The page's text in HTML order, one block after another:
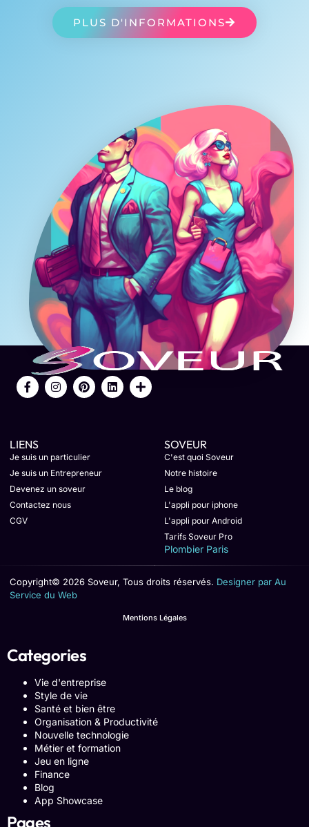
PLUS D'INFORMATIONS
LIENS
Je suis un particulier
Je suis un Entrepreneur
Devenez un soveur
Contactez nous
CGV
SOVEUR
C'est quoi Soveur
Notre histoire
Le blog
L'appli pour iphone
L'appli pour Android
Tarifs Soveur Pro
Plombier Paris
Copyright© 2026 Soveur, Tous droits réservés. Designer par Au
Service du Web
Mentions Légales
Categories
Vie d'entreprise
Style de vie
Santé et bien être
Organisation & Productivité
Nouvelle technologie
Métier et formation
Jeu en ligne
Finance
Blog
App Showcase
Pages